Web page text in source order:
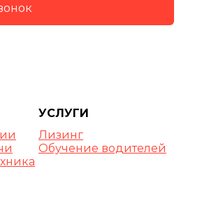
УСЛУГИ
Лизинг
Обучение водителей